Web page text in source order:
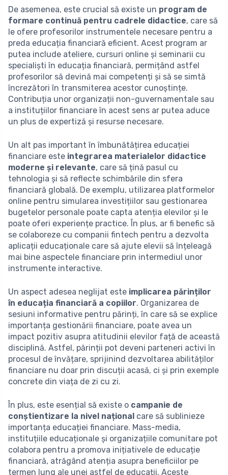
De asemenea, este crucial să existe un program de
formare continuă pentru cadrele didactice, care să
le ofere profesorilor instrumentele necesare pentru a
preda educația financiară eficient. Acest program ar
putea include ateliere, cursuri online și seminarii cu
specialiști în educația financiară, permițând astfel
profesorilor să devină mai competenți și să se simtă
încrezători în transmiterea acestor cunoștințe.
Contribuția unor organizații non-guvernamentale sau
a instituțiilor financiare în acest sens ar putea aduce
un plus de expertiză și resurse necesare.
Un alt pas important în îmbunătățirea educației
financiare este integrarea materialelor didactice
moderne și relevante, care să țină pasul cu
tehnologia și să reflecte schimbările din sfera
financiară globală. De exemplu, utilizarea platformelor
online pentru simularea investițiilor sau gestionarea
bugetelor personale poate capta atenția elevilor și le
poate oferi experiențe practice. În plus, ar fi benefic să
se colaboreze cu companii fintech pentru a dezvolta
aplicații educaționale care să ajute elevii să înțeleagă
mai bine aspectele financiare prin intermediul unor
instrumente interactive.
Un aspect adesea neglijat este implicarea părinților
în educația financiară a copiilor. Organizarea de
sesiuni informative pentru părinți, în care să se explice
importanța gestionării financiare, poate avea un
impact pozitiv asupra atitudinii elevilor față de această
disciplină. Astfel, părinții pot deveni parteneri activi în
procesul de învățare, sprijinind dezvoltarea abilităților
financiare nu doar prin discuții acasă, ci și prin exemple
concrete din viața de zi cu zi.
În plus, este esențial să existe o campanie de
conștientizare la nivel național care să sublinieze
importanța educației financiare. Mass-media,
instituțiile educaționale și organizațiile comunitare pot
colabora pentru a promova inițiativele de educație
financiară, atrăgând atenția asupra beneficiilor pe
termen lung ale unei astfel de educații. Aceste